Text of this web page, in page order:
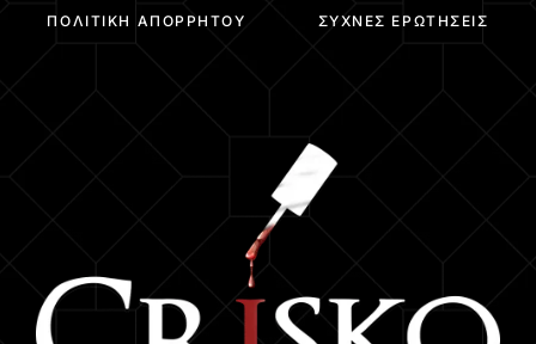
ΠΟΛΙΤΙΚΉ ΑΠΟΡΡΉΤΟΥ ΣΥΧΝΈΣ ΕΡΩΤΉΣΕΙΣ